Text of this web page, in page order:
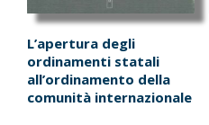
L’apertura degli
ordinamenti statali
all’ordinamento della
comunità internazionale